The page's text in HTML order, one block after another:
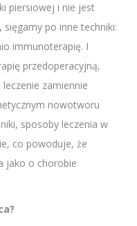
piersiowej i nie jest
po inne techniki:
immunoterapię. I
przedoperacyjną,
zamiennie
nowotworu
sposoby leczenia w
co powoduje, że
jako o chorobie